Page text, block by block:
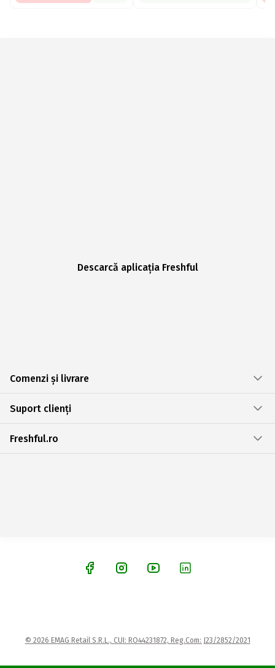
Descarcă aplicația Freshful
Comenzi și livrare
Suport clienți
Freshful.ro
© 2026 EMAG Retail S.R.L., CUI: RO44231872, Reg.Com: J23/2852/2021